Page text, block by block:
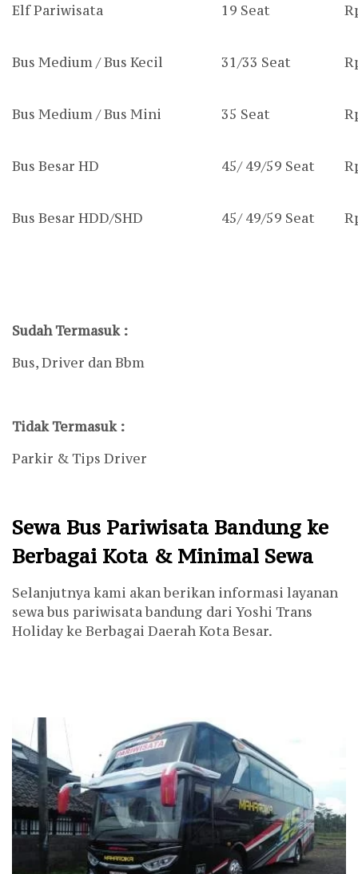
Elf Pariwisata 19 Seat
Bus Medium / Bus Kecil 31/33 Seat
Bus Medium / Bus Mini 35 Seat
Bus Besar HD 45/ 49/59 Seat
Bus Besar HDD/SHD 45/ 49/59 Seat
Sudah Termasuk :
Bus, Driver dan Bbm
Tidak Termasuk :
Parkir & Tips Driver
Sewa Bus Pariwisata Bandung ke
Berbagai Kota & Minimal Sewa
Selanjutnya kami akan berikan informasi layanan
sewa bus pariwisata bandung dari Yoshi Trans
Holiday ke Berbagai Daerah Kota Besar.